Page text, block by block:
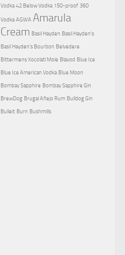
Vodka 42 Below Vodka 150-proof 360
Vodka AGWA Amarula
Cream Basil Hayden Basil Hayden's
Basil Hayden's Bourbon Belvedere
Bittermens Xocolatl Mole Blavod Blue Ice
Blue Ice American Vodka Blue Moon
Bombay Sapphire Bombay Sapphire Gin
BrewDog Brugal Añejo Rum Bulldog Gin
Bulleit Burn Bushmills